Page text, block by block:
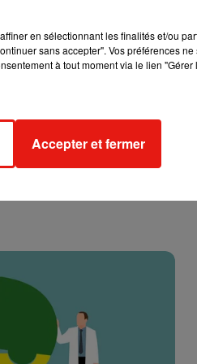
en sélectionnant les finalités et/ou
sans accepter". Vos préférences
à tout moment via le lien
Accepter et fermer